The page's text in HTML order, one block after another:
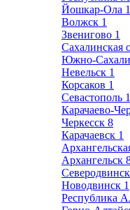
Йошкар-Ола
Волжск 1
Звенигово 1
Сахалинская
Южно-
Невельск 1
Корсаков 1
Севастополь
Карачаево-
Черкесск 8
Карачаевск 1
Архангельск
Северодвинск
Новодвинск 1
Республика